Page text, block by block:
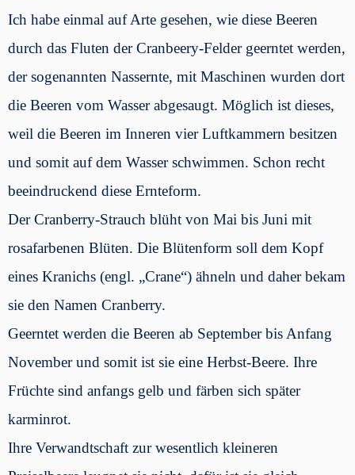
Ich habe einmal auf Arte gesehen, wie diese Beeren
durch das Fluten der Cranbeery-Felder geerntet werden,
der sogenannten Nassernte, mit Maschinen wurden dort
die Beeren vom Wasser abgesaugt. Möglich ist dieses,
weil die Beeren im Inneren vier Luftkammern besitzen
und somit auf dem Wasser schwimmen. Schon recht
beeindruckend diese Ernteform.
Der Cranberry-Strauch blüht von Mai bis Juni mit
rosafarbenen Blüten. Die Blütenform soll dem Kopf
eines Kranichs (engl. „Crane“) ähneln und daher bekam
sie den Namen Cranberry.
Geerntet werden die Beeren ab September bis Anfang
November und somit ist sie eine Herbst-Beere. Ihre
Früchte sind anfangs gelb und färben sich später
karminrot.
Ihre Verwandtschaft zur wesentlich kleineren